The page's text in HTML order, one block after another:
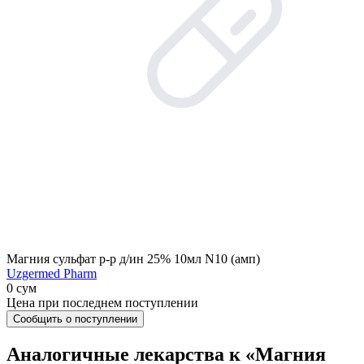
Магния сульфат р-р д/ин 25% 10мл N10 (амп)
Uzgermed Pharm
0 сум
Цена при последнем поступлении
Сообщить о поступлении
Аналогичные лекарства к «Магния